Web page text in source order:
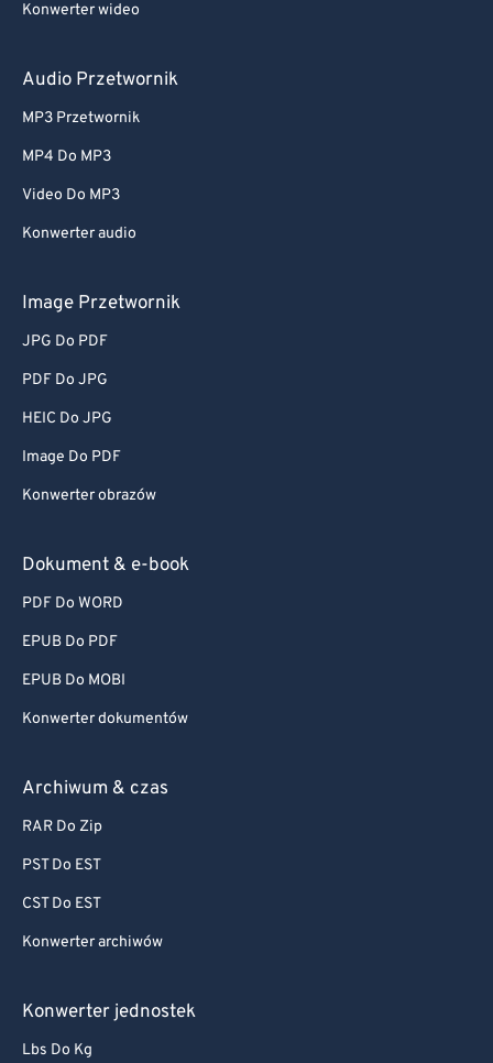
Konwerter wideo
Audio Przetwornik
MP3 Przetwornik
MP4 Do MP3
Video Do MP3
Konwerter audio
Image Przetwornik
JPG Do PDF
PDF Do JPG
HEIC Do JPG
Image Do PDF
Konwerter obrazów
Dokument & e-book
PDF Do WORD
EPUB Do PDF
EPUB Do MOBI
Konwerter dokumentów
Archiwum & czas
RAR Do Zip
PST Do EST
CST Do EST
Konwerter archiwów
Konwerter jednostek
Lbs Do Kg